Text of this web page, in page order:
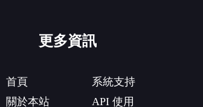
更多資訊
首頁
關於本站
系統支持
API 使用